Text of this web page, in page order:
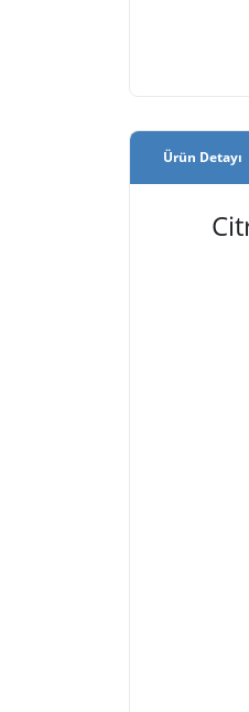
Ürün Detayı